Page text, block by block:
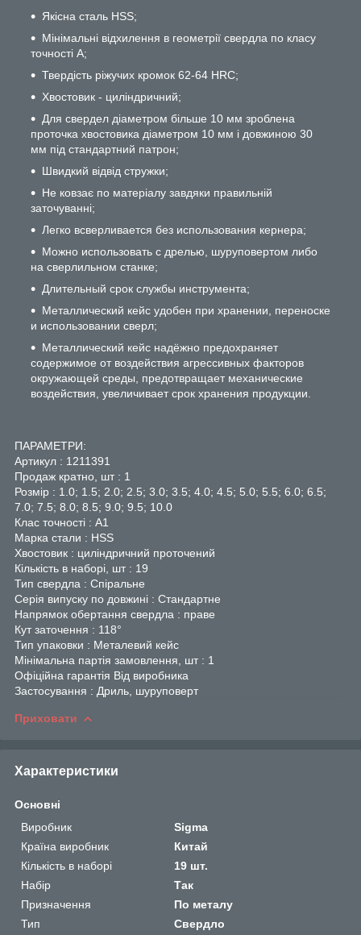
Якісна сталь HSS;
Мінімальні відхилення в геометрії свердла по класу
точності А;
Твердість ріжучих кромок 62-64 HRC;
Хвостовик - циліндричний;
Для свердел діаметром більше 10 мм зроблена
проточка хвостовика діаметром 10 мм і довжиною 30
мм під стандартний патрон;
Швидкий відвід стружки;
Не ковзає по матеріалу завдяки правильній
заточуванні;
Легко всверливается без использования кернера;
Можно использовать с дрелью, шуруповертом либо
на сверлильном станке;
Длительный срок службы инструмента;
Металлический кейс удобен при хранении, переноске
и использовании сверл;
Металлический кейс надёжно предохраняет
содержимое от воздействия агрессивных факторов
окружающей среды, предотвращает механические
воздействия, увеличивает срок хранения продукции.
ПАРАМЕТРИ:
Артикул : 1211391
Продаж кратно, шт : 1
Розмір : 1.0; 1.5; 2.0; 2.5; 3.0; 3.5; 4.0; 4.5; 5.0; 5.5; 6.0; 6.5;
7.0; 7.5; 8.0; 8.5; 9.0; 9.5; 10.0
Клас точності : А1
Марка стали : HSS
Хвостовик : циліндричний проточений
Кількість в наборі, шт : 19
Тип свердла : Спіральне
Серія випуску по довжині : Стандартне
Напрямок обертання свердла : праве
Кут заточення : 118°
Тип упаковки : Металевий кейс
Мінімальна партія замовлення, шт : 1
Офіційна гарантія Від виробника
Застосування : Дриль, шуруповерт
Приховати
Характеристики
Основні
Виробник
Sigma
Країна виробник
Китай
Кількість в наборі
19 шт.
Набір
Так
Призначення
По металу
Тип
Свердло